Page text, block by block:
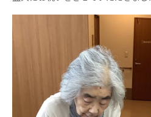
こうのすナーシングホーム共生園
医療法人 京都翔医会
西京都病院
西京都クリニック
洛桂の郷